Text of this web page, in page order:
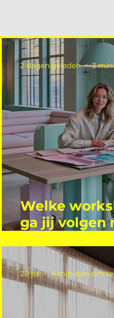
Welke
ga jij volgen
2 dagen geleden 3
28 jul 4 minuten om te